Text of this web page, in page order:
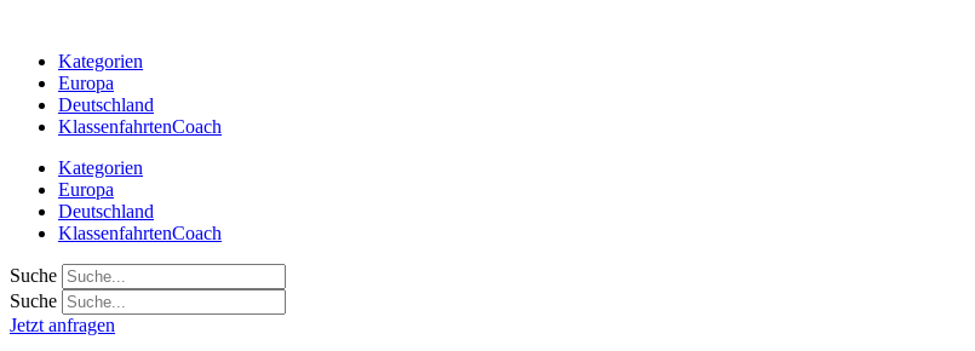
springenKategorien
Europa
Deutschland
KlassenfahrtenCoach
Kategorien
Europa
Deutschland
KlassenfahrtenCoach
Suche
Suche
Jetzt anfragen